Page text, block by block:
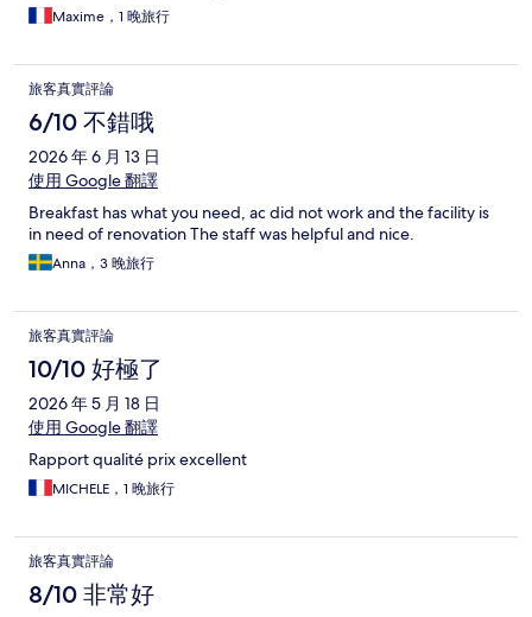
Maxime，1 晚旅行
旅客真實評論
6/10 不錯哦
2026 年 6 月 13 日
使用 Google 翻譯
Breakfast has what you need, ac did not work and the facility is
in need of renovation The staff was helpful and nice.
Anna，3 晚旅行
旅客真實評論
10/10 好極了
2026 年 5 月 18 日
使用 Google 翻譯
Rapport qualité prix excellent
MICHELE，1 晚旅行
旅客真實評論
8/10 非常好